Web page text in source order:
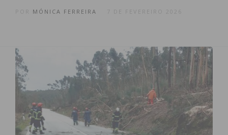
MÓNICA FERREIRA 7 DE FEVEREIRO 2026